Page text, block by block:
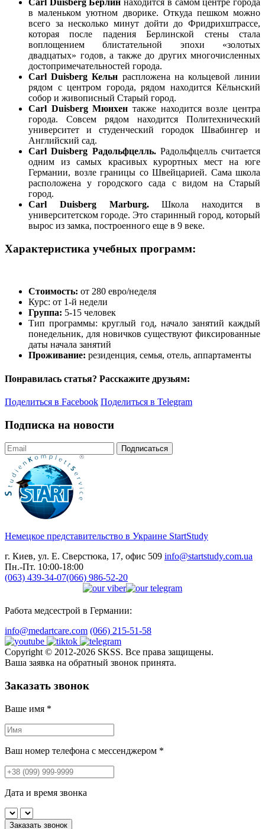
Carl Duisberg Берлин находится в самом центре города
в маленьком уютном дворике. Откуда пешком можно
всего за несколько минут дойти до Фридрихштрассе,
которая после падения Берлинской стены стала
воплощением блистательной эпохи «золотых
двадцатых» годов, а также до других многочисленных
достопримечательностей города.
Carl Duisberg Кельн распложена на кольцевой линии
рядом с центром города, рядом находится Кёльнский
собор и живописный Старый город.
Carl Duisberg Мюнхен также находится возле центра
города. Совсем рядом находится Политехнический
университет и студенческий городок Швабингер и
Английский сад.
Carl Duisberg Радольфцелль.Радольфцелль считается
одним из самых красивых курортных мест на юге
Германии, возле границы со Швейцарией. Сама школа
расположена у городского сада с видом на Старый
город.
Carl Duisberg Marburg.Школа находится в
университетском городе. Это старинный город, который
вырос из замка, построенного еще в 9 веке.
Характеристика учебных программ:
Стоимость: от 280 евро/неделя
Курс: от 1-й недели
Группа: 5-15 человек
Тип программы: круглый год, начало занятий каждый
понедельник, для новичков существуют фиксированные
даты начала занятий
Проживание: резиденция, семья, отель, аппартаменты
Понравилась статья? Расскажите друзьям:
Поделиться в Facebook Поделиться в Telegram
Подписка на новости
Подписаться
Немецкое представительство в Украине StartStudy
г. Киев, ул. Е. Сверстюка, 17, офис 509 info@startstudy.com.ua
Пн.-Пт. 10:00-18:00
(063) 439-34-07(066) 986-52-20
Работа медсестрой в Германии:
info@medartcare.com (066) 215-51-58
Copyright © 2012-2026 SKSS. Все права защищены.
Ваша заявка на обратный звонок принята.
Заказать звонок
Ваше имя *
Ваш номер телефона с мессенджером *
Дата и время звонка
Заказать звонок